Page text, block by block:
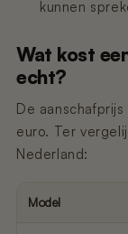
kunnen
Wat kost
echt?
De
euro. Ter
Nederland:
Model